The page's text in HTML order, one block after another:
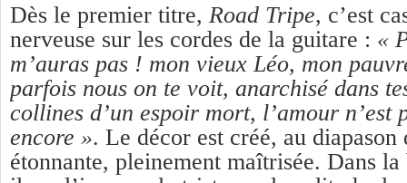
Dès le premier titre, Road Tripe, c’est
nerveuse sur les cordes de la guitare : «
m’auras pas ! mon vieux Léo, mon
parfois nous on te voit, anarchisé dans
collines d’un espoir mort, l’amour n’est
encore ». Le décor est créé, au diapason
étonnante, pleinement maîtrisée. Dans